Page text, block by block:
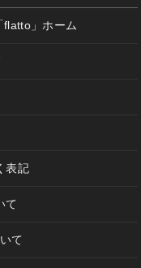
flatto」ホーム
表記
て
て